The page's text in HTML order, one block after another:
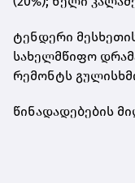
ტენდერი
სახელმწიფო
რემონტს
წინადადებების